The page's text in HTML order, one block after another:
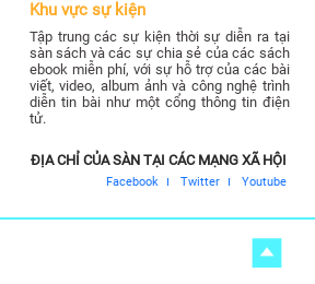
Khu vực sự kiện
Tập trung các sự kiện thời sự diễn ra tại
sàn sách và các sự chia sẻ của các sách
ebook miễn phí, với sự hỗ trợ của các bài
viết, video, album ảnh và công nghệ trình
diễn tin bài như một cổng thông tin điện
tử.
ĐỊA CHỈ CỦA SÀN TẠI CÁC MẠNG XÃ HỘI
Facebook Twitter Youtube